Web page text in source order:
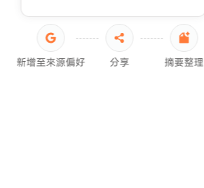
新增至來源偏好 分享 摘要整理